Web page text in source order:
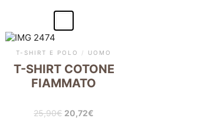
T-SHIRT E POLO / UOMO
T-SHIRT COTONE
FIAMMATO
25,90€ 20,72€